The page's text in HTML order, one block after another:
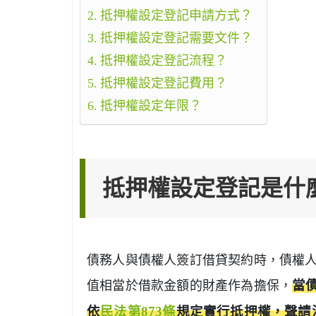
抵押權設定登記申請方式？
抵押權設定登記需要文件？
抵押權設定登記流程？
抵押權設定登記費用？
抵押權設定年限？
抵押權設定登記是什
債務人與債權人簽訂借貸契約時，債權
值相當於借款金額的財產作為擔保，當
依民法第873條規定實行抵押權，聲